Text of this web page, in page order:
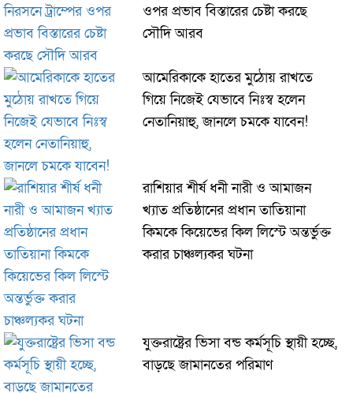
ওপর প্রভাব বিস্তারের চেষ্টা করছে
সৌদি আরব
আমেরিকাকে হাতের মুঠোয় রাখতে
গিয়ে নিজেই যেভাবে নিঃস্ব হলেন
নেতানিয়াহু, জানলে চমকে যাবেন!
রাশিয়ার শীর্ষ ধনী নারী ও আমাজন
খ্যাত প্রতিষ্ঠানের প্রধান তাতিয়ানা
কিমকে কিয়েভের কিল লিস্টে অন্তর্ভুক্ত
করার চাঞ্চল্যকর ঘটনা
যুক্তরাষ্ট্রের ভিসা বন্ড কর্মসূচি স্থায়ী হচ্ছে,
বাড়ছে জামানতের পরিমাণ